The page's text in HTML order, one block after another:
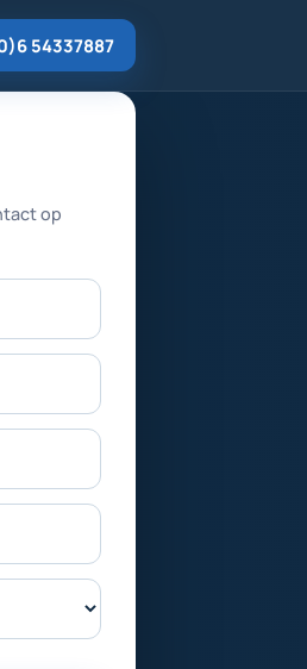
54337887
op
Telefoonnummer
E-mailadres
Merk en model
Gewenste dienst